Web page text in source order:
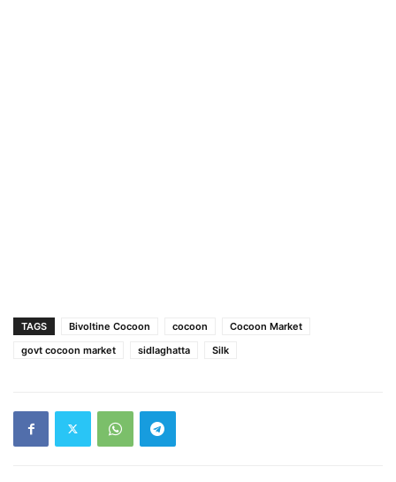
TAGS Bivoltine Cocoon cocoon
Cocoon Market
govt cocoon market
sidlaghatta Silk